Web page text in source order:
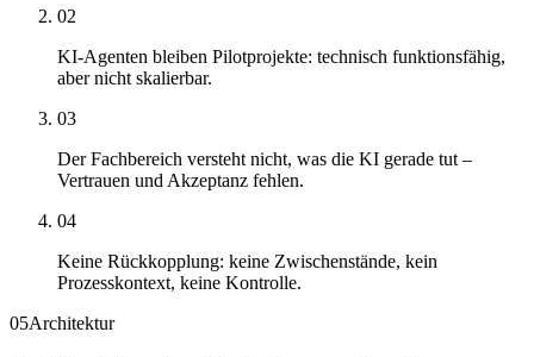
02
KI-Agenten bleiben Pilotprojekte: technisch funktionsfähig,
aber nicht skalierbar.
03
Der Fachbereich versteht nicht, was die KI gerade tut –
Vertrauen und Akzeptanz fehlen.
04
Keine Rückkopplung: keine Zwischenstände, kein
Prozesskontext, keine Kontrolle.
05Architektur